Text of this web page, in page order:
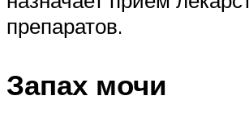
препаратов.
Запах мочи